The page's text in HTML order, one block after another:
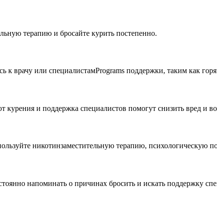
терапию и бросайте курить постепенно.
к врачу или специалистамPrograms поддержки, таким как
и поддержка специалистов помогут снизить вред и
никотинзаместительную терапию, психологическую
напоминать о причинах бросить и искать поддержку